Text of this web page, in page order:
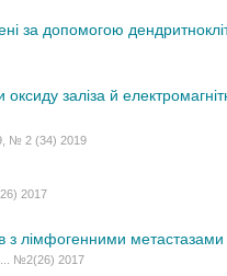
за допомогою
заліза й
№ 2 (34) 2019
2017
з лімфогенними
№2(26) 2017